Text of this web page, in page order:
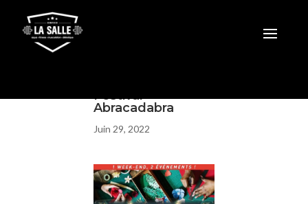
Festival
Abracadabra
Juin 29, 2022